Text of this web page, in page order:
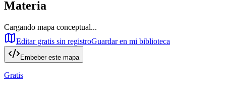
Materia
Cargando mapa conceptual...
Editar gratis sin registroGuardar en mi biblioteca
Embeber este mapa
Gratis